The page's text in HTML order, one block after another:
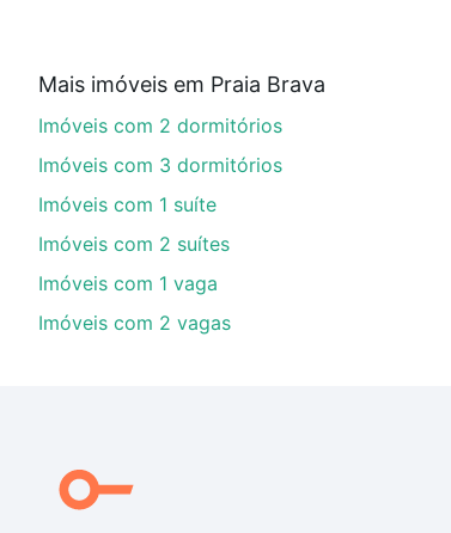
Qual o preço de Imóveis à venda em
Aqui na Loft temos a oferta ideal para
financiamento imobiliário as parcelas
portal quanto custa comprar um apartamento
Mais imóveis em Praia Brava
Imóveis com 2 dormitórios
Imóveis com 3 dormitórios
Imóveis com 1 suíte
Imóveis com 2 suítes
Imóveis com 1 vaga
Imóveis com 2 vagas